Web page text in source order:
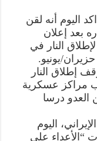
اليوم أنه لقن
بعد إعلان
النار في
إطلاق النار
مراكز عسكرية
العدو درسا
اليوم
“الأعداء على